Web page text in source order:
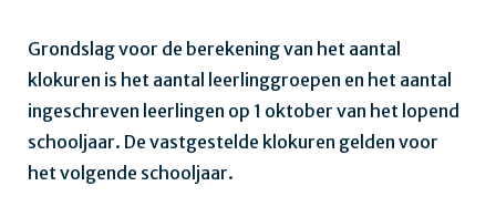
Grondslag voor de berekening van het aantal
klokuren is het aantal leerlinggroepen en het aantal
ingeschreven leerlingen op 1 oktober van het lopend
schooljaar. De vastgestelde klokuren gelden voor
het volgende schooljaar.